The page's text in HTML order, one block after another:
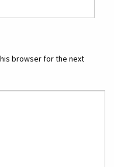
browser for the next